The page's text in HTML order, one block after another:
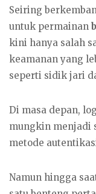
Seiring
untuk permainan
kini hanya salah
keamanan yang
seperti sidik jari
Di masa depan,
mungkin menjadi
metode
Namun hingga